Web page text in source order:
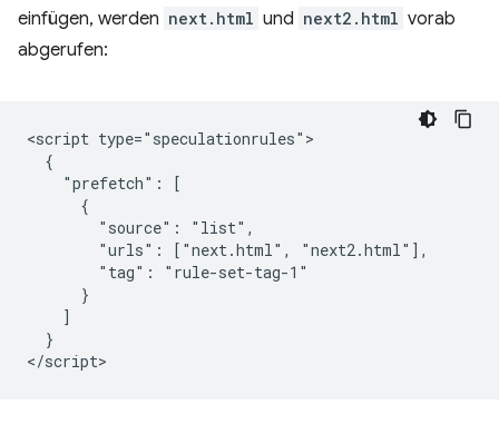
einfügen, werden next.html und next2.html vorab
abgerufen:
<script type="speculationrules">
  {
    "prefetch": [
      {
        "source": "list",
        "urls": ["next.html", "next2.html"],
        "tag": "rule-set-tag-1"
      }
    ]
  }